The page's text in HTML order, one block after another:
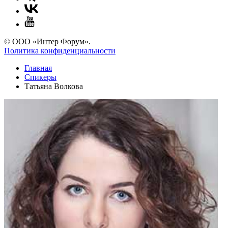
© ООО «Интер Форум».
Политика конфиденциальности
Главная
Спикеры
Татьяна Волкова